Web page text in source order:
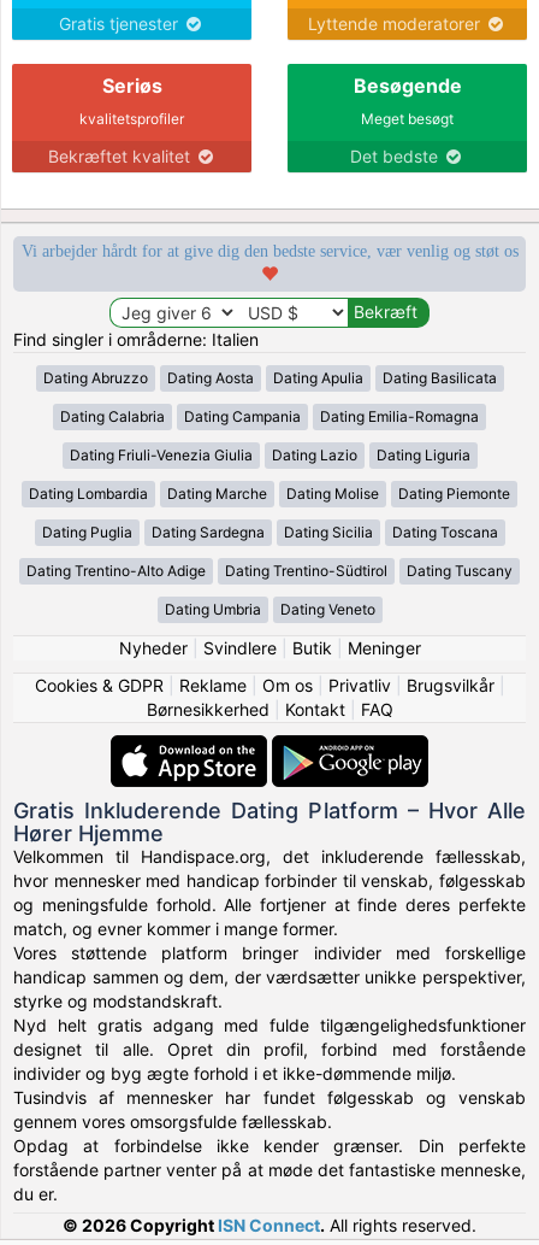
Gratis tjenester Lyttende moderatorer
Seriøs
kvalitetsprofiler
Bekræftet kvalitet
Besøgende
Meget besøgt
Det bedste
Vi arbejder hårdt for at give dig den bedste service, vær venlig og støt os
Find singler i områderne: Italien
Dating Abruzzo Dating Aosta Dating Apulia Dating Basilicata
Dating Calabria Dating Campania Dating Emilia-Romagna
Dating Friuli-Venezia Giulia Dating Lazio Dating Liguria
Dating Lombardia Dating Marche Dating Molise Dating Piemonte
Dating Puglia Dating Sardegna Dating Sicilia Dating Toscana
Dating Trentino-Alto Adige Dating Trentino-Südtirol Dating Tuscany
Dating Umbria Dating Veneto
Nyheder| Svindlere| Butik
Meninger
Cookies & GDPR
Reklame| Om os| Privatliv| Brugsvilkår|
Børnesikkerhed
Kontakt| FAQ
Gratis Inkluderende Dating Platform – Hvor Alle
Hører Hjemme
Velkommen til Handispace.org, det inkluderende fællesskab,
hvor mennesker med handicap forbinder til venskab, følgesskab
og meningsfulde forhold. Alle fortjener at finde deres perfekte
match, og evner kommer i mange former.
Vores støttende platform bringer individer med forskellige
handicap sammen og dem, der værdsætter unikke perspektiver,
styrke og modstandskraft.
Nyd helt gratis adgang med fulde tilgængelighedsfunktioner
designet til alle. Opret din profil, forbind med forstående
individer og byg ægte forhold i et ikke-dømmende miljø.
Tusindvis af mennesker har fundet følgesskab og venskab
gennem vores omsorgsfulde fællesskab.
Opdag at forbindelse ikke kender grænser. Din perfekte
forstående partner venter på at møde det fantastiske menneske,
du er.
© 2026 Copyright ISN Connect. All rights reserved.